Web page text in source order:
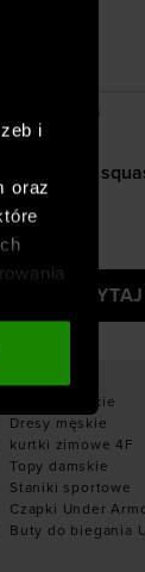
i
oraz
02-07-2026
spala
Dresy damskie
Dresy męskie
kurtki zimowe 4F
Topy damskie
Staniki sportowe
Czapki Under
Buty do biegania